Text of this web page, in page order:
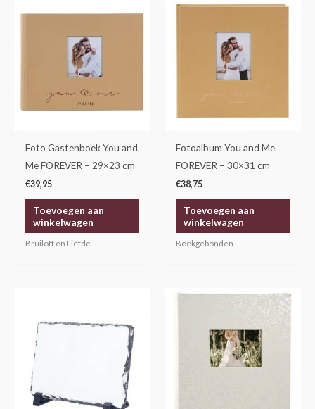
Foto Gastenboek You and
Me FOREVER – 29×23 cm
€39,95
Toevoegen aan
winkelwagen
Bruiloft en Liefde
Fotoalbum You and Me
FOREVER – 30×31 cm
€38,75
Toevoegen aan
winkelwagen
Boekgebonden
heeft
meerdere
variaties.
Deze
optie